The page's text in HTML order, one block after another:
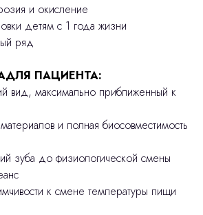
и окисление
детям с 1 года жизни
ряд
ПАЦИЕНТА:
вид, максимально приближенный к
и полная биосовместимость
зуба до физиологической смены
к смене температуры пищи